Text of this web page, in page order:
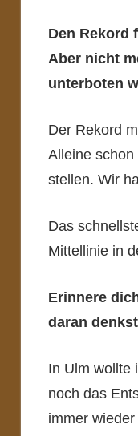
Den Rekord
Aber nicht
unterboten
Der Rekord
Alleine
stellen. Wir
Das
Mittellinie in
Erinnere
daran
In Ulm wollte
noch das
immer